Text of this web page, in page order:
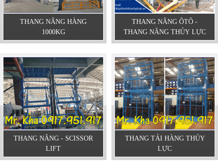
THANG NÂNG HÀNG
1000KG
THANG NÂNG ÔTÔ -
THANG NÂNG THỦY LỰC
THANG NÂNG - SCISSOR
LIFT
THANG TẢI HÀNG THỦY
LỰC